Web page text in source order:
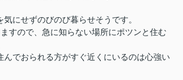
気にせずのびのび暮らせそうです。
すので、急に知らない場所にポツンと住む
んでおられる方がすぐ近くにいるのは心強い